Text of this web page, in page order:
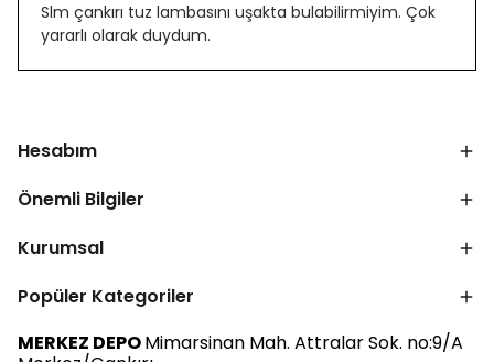
Slm çankırı tuz lambasını uşakta bulabilirmiyim. Çok
yararlı olarak duydum.
Hesabım
Önemli Bilgiler
Kurumsal
Popüler Kategoriler
MERKEZ DEPOMimarsinan Mah. Attralar Sok. no:9/A